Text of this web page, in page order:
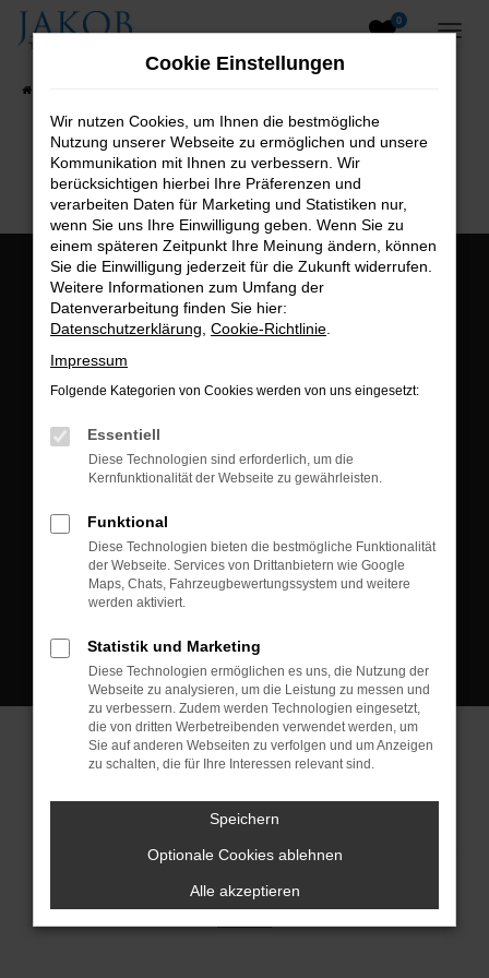
Zum
0
B2B-Shop
Öffnungszeiten:
Montag bis Freitag:
Postadresse:
Kontakt:
Tel.: +49 3745 760 90 20
Fax: +49 3745 760 90 21
Mail: fj@jakob-trading.com
Cookie Einstellungen
© 2026 Jakob Trading GmbH | Neustädter Straße 1 | DE-08223
Neustadt/Vogtland | fj@jakob-trading.com | Webdesign by audaris.de
Cookie Einstellungen
Wir nutzen Cookies, um Ihnen die bestmögliche
Nutzung unserer Webseite zu ermöglichen und unsere
Kommunikation mit Ihnen zu verbessern. Wir
berücksichtigen hierbei Ihre Präferenzen und
verarbeiten Daten für Marketing und Statistiken nur,
wenn Sie uns Ihre Einwilligung geben. Wenn Sie zu
einem späteren Zeitpunkt Ihre Meinung ändern, können
Sie die Einwilligung jederzeit für die Zukunft widerrufen.
Weitere Informationen zum Umfang der
Datenverarbeitung finden Sie hier:
Datenschutzerklärung Cookie-Richtlinie
Impressum
Folgende Kategorien von Cookies werden von uns eingesetzt:
Essentiell
Diese Technologien sind erforderlich, um die
Kernfunktionalität der Webseite zu gewährleisten.
Funktional
Diese Technologien bieten die bestmögliche Funktionalität
der Webseite. Services von Drittanbietern wie Google
Maps, Chats, Fahrzeugbewertungssystem und weitere
werden aktiviert.
Statistik und Marketing
Diese Technologien ermöglichen es uns, die Nutzung der
Webseite zu analysieren, um die Leistung zu messen und
zu verbessern. Zudem werden Technologien eingesetzt,
die von dritten Werbetreibenden verwendet werden, um
Sie auf anderen Webseiten zu verfolgen und um Anzeigen
zu schalten, die für Ihre Interessen relevant sind.
Speichern
Optionale Cookies ablehnen
Alle akzeptieren